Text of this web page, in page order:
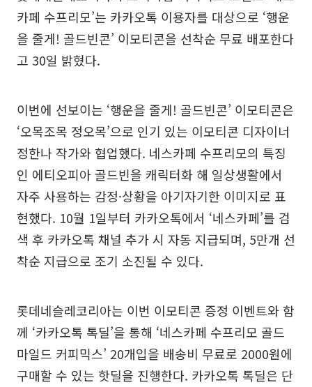
카페 수프리모’는 카카오톡 이용자를 대상으로 ‘행운
을 줄게! 골드빈콘’ 이모티콘을 선착순 무료 배포한다
고 30일 밝혔다.
이번에 선보이는 ‘행운을 줄게! 골드빈콘’ 이모티콘은
‘오목조목 정오목’으로 인기 있는 이모티콘 디자이너
정한나 작가와 협업했다. 네스카페 수프리모의 특징
인 에티오피아 골드빈을 캐릭터화 해 일상생활에서
자주 사용하는 감정·상황을 아기자기한 이미지로 표
현했다. 10월 1일부터 카카오톡에서 ‘네스카페’를 검
색 후 카카오톡 채널 추가 시 자동 지급되며, 5만개 선
착순 지급으로 조기 소진될 수 있다.
롯데네슬레코리아는 이번 이모티콘 증정 이벤트와 함
께 ‘카카오톡 톡딜’을 통해 ‘네스카페 수프리모 골드
마일드 커피믹스’ 20개입을 배송비 무료로 2000원에
구매할 수 있는 핫딜을 진행한다. 카카오톡 톡딜은 단